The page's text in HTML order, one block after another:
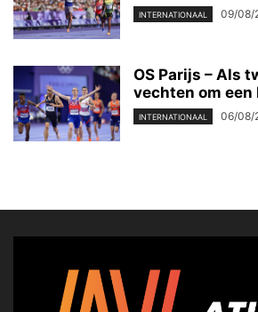
INTERNATIONAAL 09/08/
OS Parijs – Als
vechten om een
INTERNATIONAAL 06/08/